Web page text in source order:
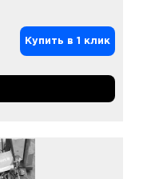
Купить в 1 клик